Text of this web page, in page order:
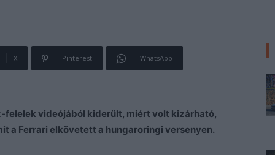
X Pinterest WhatsApp
videójából kiderült, miért volt kizárható,
a Ferrari elkövetett a hungaroringi versenyen.